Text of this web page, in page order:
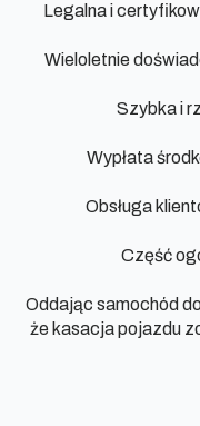
Legalna i
Wieloletnie
Szybka i
Wypłata
Obsługa
Część
Oddając samochód
że kasacja pojazdu